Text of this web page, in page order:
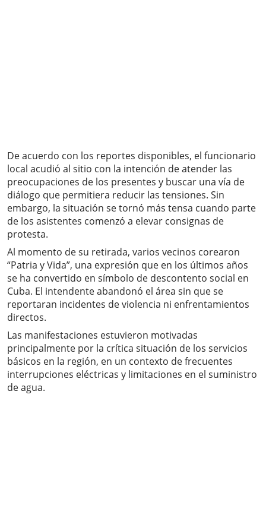
De acuerdo con los reportes disponibles, el funcionario
local acudió al sitio con la intención de atender las
preocupaciones de los presentes y buscar una vía de
diálogo que permitiera reducir las tensiones. Sin
embargo, la situación se tornó más tensa cuando parte
de los asistentes comenzó a elevar consignas de
protesta.
Al momento de su retirada, varios vecinos corearon
“Patria y Vida”, una expresión que en los últimos años
se ha convertido en símbolo de descontento social en
Cuba. El intendente abandonó el área sin que se
reportaran incidentes de violencia ni enfrentamientos
directos.
Las manifestaciones estuvieron motivadas
principalmente por la crítica situación de los servicios
básicos en la región, en un contexto de frecuentes
interrupciones eléctricas y limitaciones en el suministro
de agua.